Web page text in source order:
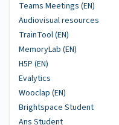
Teams Meetings (EN)
Audiovisual resources
TrainTool (EN)
MemoryLab (EN)
H5P (EN)
Evalytics
Wooclap (EN)
Brightspace Student
Ans Student